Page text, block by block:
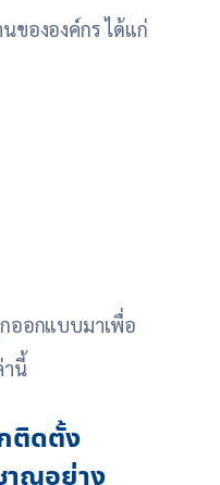
ขององค์กร ได้แก่
กออกแบบมาเพื่อ
านี้
ติดตั้ง
าญอย่าง